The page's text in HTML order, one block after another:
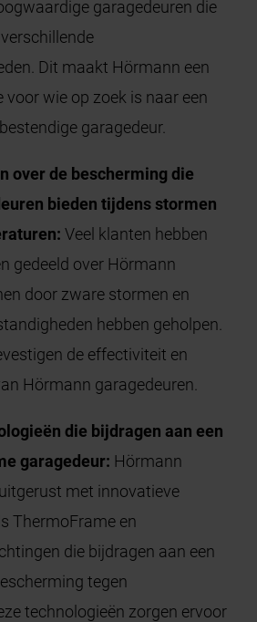
garagedeuren die
Dit maakt Hörmann een
wie op zoek is naar een
garagedeur.
over de bescherming die
bieden tijdens stormen
Veel klanten hebben
gedeeld over Hörmann
door zware stormen en
hebben geholpen.
de effectiviteit en
Hörmann garagedeuren.
die bijdragen aan een
garagedeur: Hörmann
met innovatieve
ThermoFrame en
die bijdragen aan een
tegen
technologieën zorgen ervoor